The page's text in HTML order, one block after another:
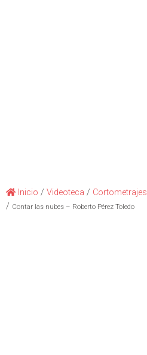
Inicio / Videoteca / Cortometrajes
/ Contar las nubes – Roberto Pérez Toledo